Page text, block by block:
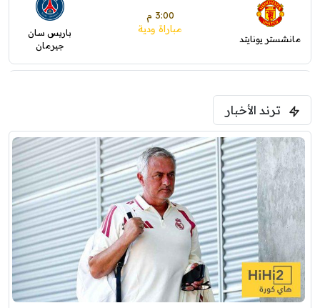
مانشستر يونايتد
3:00 م
مباراة ودية
باريس سان
جيرمان
فرينتسفاروشي
برشلونة
7:00 م
مباراة ودية
نوتنغهام فورست
اودينيزي برشلونة
ترند الأخبار